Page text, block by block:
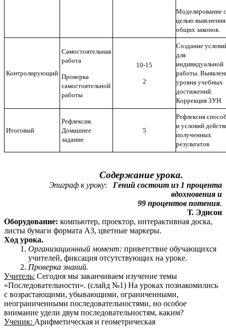
Моделирование с
целью выяснения
общих законов.
Контролирующий
Самостоятельная
работа
Проверка
самостоятельной
работы
10-15
2
Создание
для
индивидуальной
работы.
уровня учебных
достижений.
Коррекция ЗУН
Итоговый
Рефлексия.
Домашнее
задание
5
Рефлексия
и условий
полученных
результатов
Содержание урока.
Эпиграф к уроку: Гений состоит из 1 процента
вдохновения и
99 процентов потения.
Т. Эдисон
Оборудование: компьютер, проектор, интерактивная доска,
листы бумаги формата А3, цветные маркеры.
Ход урока.
Организационный момент: приветствие обучающихся
учителей, фиксация отсутствующих на уроке.
Проверка знаний.
Учитель: Сегодня мы заканчиваем изучение темы
«Последовательности». (слайд №1) На уроках познакомились
с возрастающими, убывающими, ограниченными,
неограниченными последовательностями, но особое
внимание удели двум последовательностям, каким?
Ученик: Арифметическая и геометрическая